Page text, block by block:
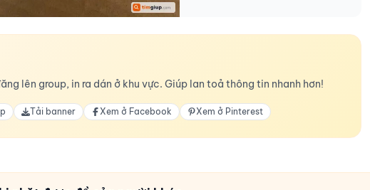
lên group, in ra dán ở khu vực. Giúp lan toả thông tin nhanh hơn!
Tải banner Xem ở Facebook Xem ở Pinterest